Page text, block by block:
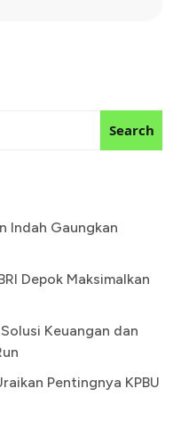
Search
Indah Gaungkan
Depok Maksimalkan
Keuangan dan
Pentingnya KPBU